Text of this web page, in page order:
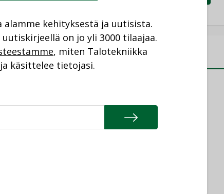
NIMITYKSET
Refair
kehityksestä ja uutisista.
on jo yli 3000 tilaajaa.
, miten Talotekniikka
käsittelee tietojasi.